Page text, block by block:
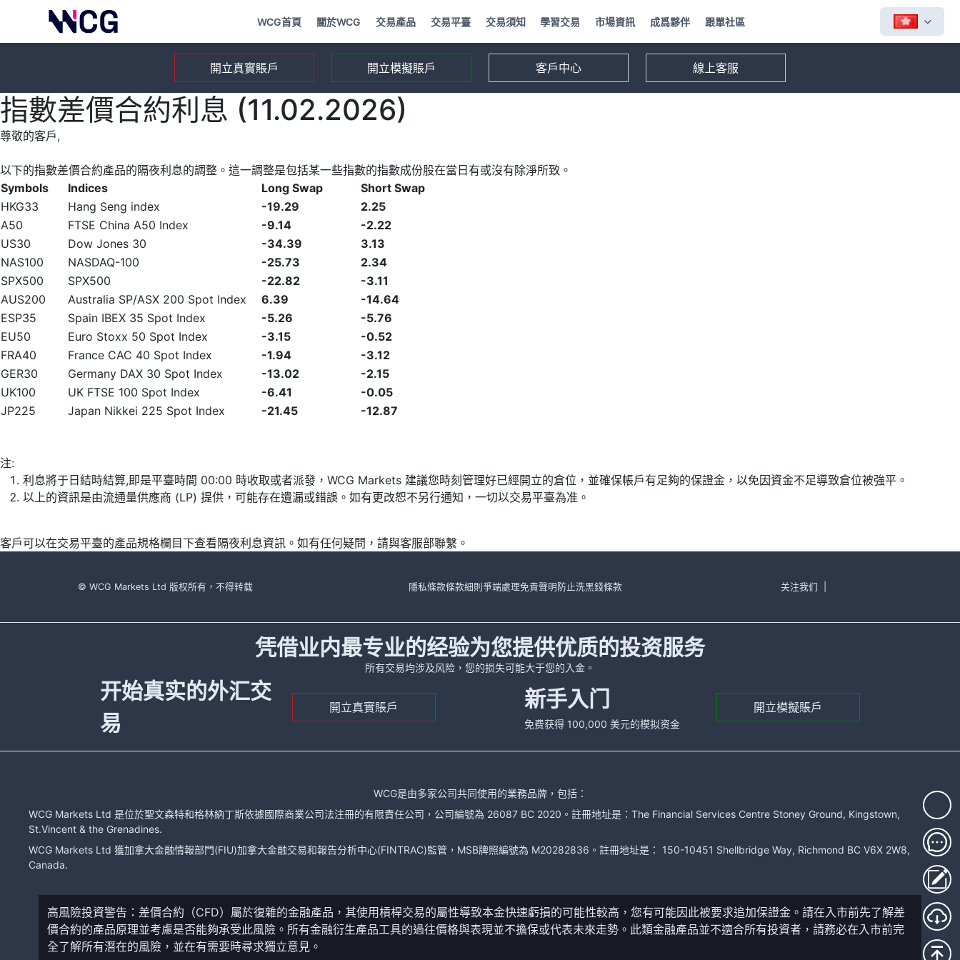
WCG首頁 關於WCG 交易產品 交易平臺 交易須知 學習交易 市場資訊 成爲夥伴 跟單社區
開立真實賬戶 開立模擬賬戶 客戶中心 線上客服
指數差價合約利息 (11.02.2026)
尊敬的客戶,
以下的指數差價合約產品的隔夜利息的調整。這一調整是包括某一些指數的指數成份股在當日有或沒有除淨所致。
Symbols
Indices Long Swap
Short Swap
HKG33
Hang Seng index -19.29
2.25
A50
FTSE China A50 Index -9.14
-2.22
US30
Dow Jones 30 -34.39
3.13
NAS100
NASDAQ-100 -25.73
2.34
SPX500
SPX500 -22.82
-3.11
AUS200
Australia SP/ASX 200 Spot Index 6.39
-14.64
ESP35
Spain IBEX 35 Spot Index -5.26
-5.76
EU50
Euro Stoxx 50 Spot Index -3.15
-0.52
FRA40
France CAC 40 Spot Index -1.94
-3.12
GER30
Germany DAX 30 Spot Index -13.02
-2.15
UK100
UK FTSE 100 Spot Index -6.41
-0.05
JP225
Japan Nikkei 225 Spot Index -21.45 -12.87
注:
利息將于日結時結算,即是平臺時間 00:00 時收取或者派發，WCG Markets 建議您時刻管理好已經開立的倉位，並確保帳戶有足夠的保證金，以免因資金不足導致倉位被強平。
以上的資訊是由流通量供應商 (LP) 提供，可能存在遺漏或錯誤。如有更改恕不另行通知，一切以交易平臺為准。
客戶可以在交易平臺的產品規格欄目下查看隔夜利息資訊。如有任何疑問，請與客服部聯繫。
© WCG Markets Ltd 版权所有，不得转载 隱私條款條款細則 爭端處理免責聲明 防止洗黑錢條款 关注我们
凭借业内最专业的经验为您提供优质的投资服务
所有交易均涉及风险，您的损失可能大于您的入金。
开始真实的外汇交
易
開立真實賬戶 新手入门
免费获得 100,000 美元的模拟资金
開立模擬賬戶
WCG是由多家公司共同使用的業務品牌，包括：
WCG Markets Ltd 是位於聖文森特和格林納丁斯依據國際商業公司法注冊的有限責任公司，公司編號為 26087 BC 2020。註冊地址是：The Financial Services Centre Stoney Ground, Kingstown,
St.Vincent & the Grenadines.
WCG Markets Ltd 獲加拿大金融情報部門(FIU)加拿大金融交易和報告分析中心(FINTRAC)監管，MSB牌照編號為 M20282836。註冊地址是： 150-10451 Shellbridge Way, Richmond BC V6X 2W8,
Canada.
高風險投資警告：差價合約（CFD）屬於復雜的金融產品，其使用槓桿交易的屬性導致本金快速虧損的可能性較高，您有可能因此被要求追加保證金。請在入市前先了解差
價合約的產品原理並考慮是否能夠承受此風險。所有金融衍生產品工具的過往價格與表現並不擔保或代表未來走勢。此類金融產品並不適合所有投資者，請務必在入市前完
全了解所有潛在的風險，並在有需要時尋求獨立意見。